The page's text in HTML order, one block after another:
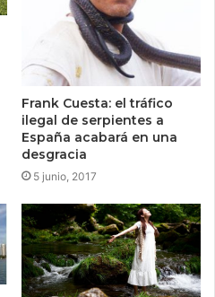
Frank Cuesta: el tráfico
ilegal de serpientes a
España acabará en una
desgracia
5 junio, 2017